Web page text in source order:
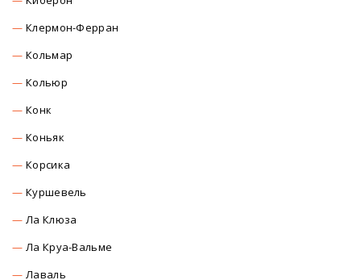
Клермон-Ферран
Кольмар
Кольюр
Конк
Коньяк
Корсика
Куршевель
Ла Клюза
Ла Круа-Вальме
Лаваль